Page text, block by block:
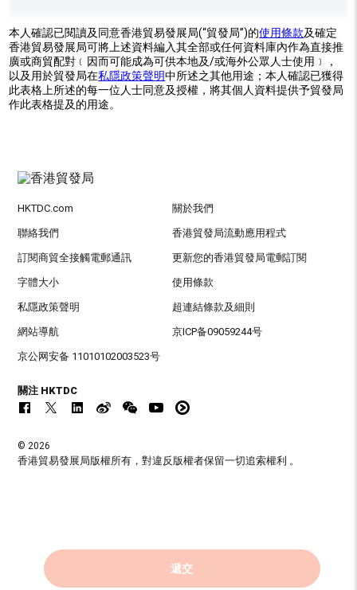
本人確認已閱讀及同意香港貿易發展局(“貿發局”)的使用條款及確定
香港貿易發展局可將上述資料編入其全部或任何資料庫內作為直接推
廣或商貿配對﹝因而可能成為可供本地及/或海外公眾人士使用﹞，
以及用於貿發局在私隱政策聲明中所述之其他用途；本人確認已獲得
此表格上所述的每一位人士同意及授權，將其個人資料提供予貿發局
作此表格提及的用途。
遞交
HKTDC.com 關於我們
聯絡我們 香港貿發局流動應用程式
訂閱商貿全接觸電郵通訊 更新您的香港貿發局電郵訂閱
字體大小 使用條款
私隱政策聲明 超連結條款及細則
網站導航 京ICP备09059244号
京公网安备 11010102003523号
關注 HKTDC
© 2026
香港貿易發展局版權所有，對違反版權者保留一切追索權利 。